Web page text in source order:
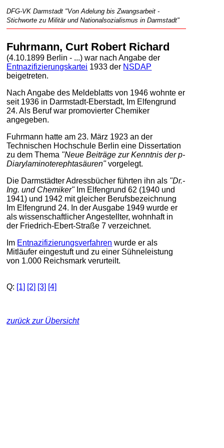
DFG-VK Darmstadt "Von Adelung bis Zwangsarbeit -
Stichworte zu Militär und Nationalsozialismus in Darmstadt"
Fuhrmann, Curt Robert Richard
(4.10.1899 Berlin - ...) war nach Angabe der
Entnazifizierungskartei 1933 der NSDAP
beigetreten.
Nach Angabe des Meldeblatts von 1946 wohnte er
seit 1936 in Darmstadt-Eberstadt, Im Elfengrund
24. Als Beruf war promovierter Chemiker
angegeben.
Fuhrmann hatte am 23. März 1923 an der
Technischen Hochschule Berlin eine Dissertation
zu dem Thema "Neue Beiträge zur Kenntnis der p-
Diarylaminoterephtasäuren"vorgelegt.
Die Darmstädter Adressbücher führten ihn als "Dr.-
Ing. und Chemiker"Im Elfengrund 62 (1940 und
1941) und 1942 mit gleicher Berufsbezeichnung
Im Elfengrund 24. In der Ausgabe 1949 wurde er
als wissenschaftlicher Angestellter, wohnhaft in
der Friedrich-Ebert-Straße 7 verzeichnet.
Im Entnazifizierungsverfahren wurde er als
Mitläufer eingestuft und zu einer Sühneleistung
von 1.000 Reichsmark verurteilt.
Q: [1] [2] [3] [4]
zurück zur Übersicht